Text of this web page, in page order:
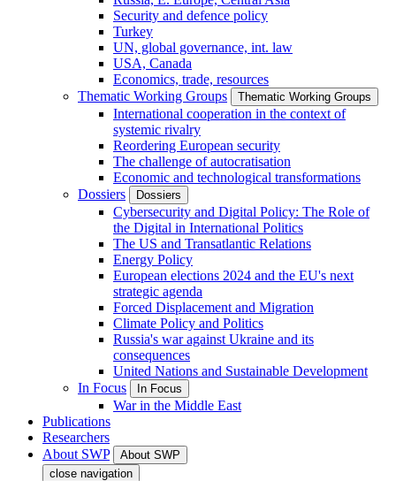
Security and defence policy
Turkey
UN, global governance, int. law
USA, Canada
Economics, trade, resources
Thematic Working Groups
Thematic Working Groups
International cooperation in the context of
systemic rivalry
Reordering European security
The challenge of autocratisation
Economic and technological transformations
Dossiers
Dossiers
Cybersecurity and Digital Policy: The Role of
the Digital in International Politics
The US and Transatlantic Relations
Energy Policy
European elections 2024 and the EU's next
strategic agenda
Forced Displacement and Migration
Climate Policy and Politics
Russia's war against Ukraine and its
consequences
United Nations and Sustainable Development
In Focus
In Focus
War in the Middle East
Publications
Researchers
About SWP
About SWP
close navigation